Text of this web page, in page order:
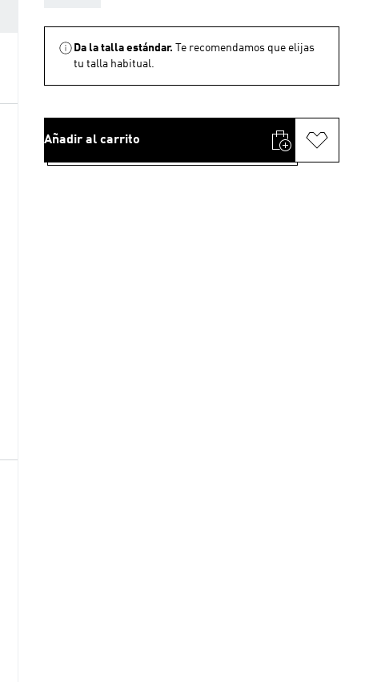
Da la talla estándar.
Te recomendamos que elijas
tu talla habitual.
Añadir al carrito